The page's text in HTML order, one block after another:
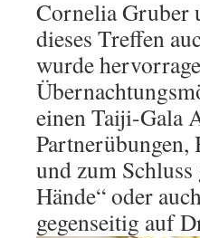
Cornelia Gruber
dieses Treffen
wurde
einen Taiji-Gala
Partnerübungen,
und zum
Hände“ oder
gegenseitig auf